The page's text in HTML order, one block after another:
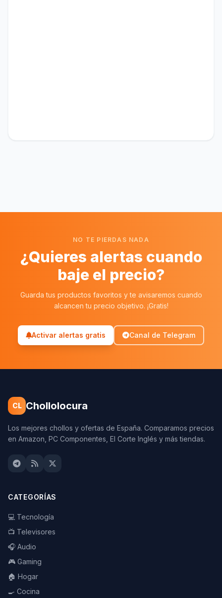
NO TE PIERDAS NADA
¿Quieres alertas cuando
baje el precio?
Guarda tus productos favoritos y te avisaremos cuando
alcancen tu precio objetivo. ¡Gratis!
Activar alertas gratis Canal de Telegram
CL Chollolocura
Los mejores chollos y ofertas de España. Comparamos precios
en Amazon, PC Componentes, El Corte Inglés y más tiendas.
CATEGORÍAS
💻 Tecnología
📺 Televisores
🎧 Audio
🎮 Gaming
🏠 Hogar
🍳 Cocina